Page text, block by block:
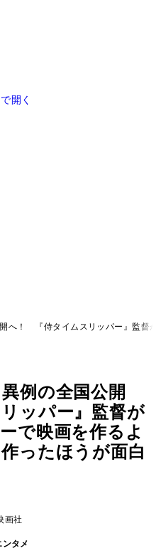
開く
へ！ 『侍タイムスリッパー』監督
例の全国公開
ッパー』監督が
で映画を作るよ
ったほうが面白
画社
ンタメ